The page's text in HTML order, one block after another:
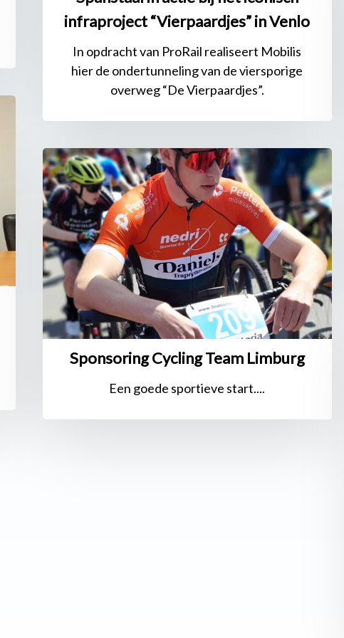
infraproject “Vierpaardjes” in Venlo
In opdracht van ProRail realiseert Mobilis
hier de ondertunneling van de viersporige
overweg “De Vierpaardjes”.
Sponsoring
Cycling
Team
Limburg
Sponsoring Cycling Team Limburg
Een goede sportieve start....